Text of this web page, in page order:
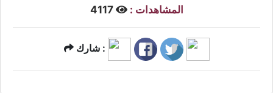
المشاهدات : 4117
شارك :